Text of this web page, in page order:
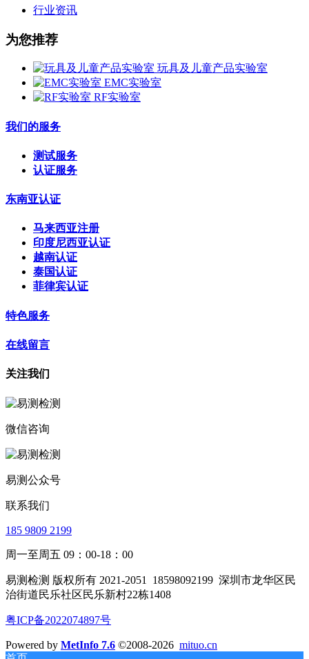
行业资讯
为您推荐
玩具及儿童产品实验室
EMC实验室
RF实验室
我们的服务
测试服务
认证服务
东南亚认证
马来西亚注册
印度尼西亚认证
越南认证
泰国认证
菲律宾认证
特色服务
在线留言
关注我们
微信咨询
易测公众号
联系我们
185 9809 2199
周一至周五 09：00-18：00
易测检测 版权所有 2021-2051 18598092199 深圳市龙华区民
治街道民乐社区民乐新村22栋1408
粤ICP备2022074897号
Powered by MetInfo 7.6 ©2008-2026 mituo.cn